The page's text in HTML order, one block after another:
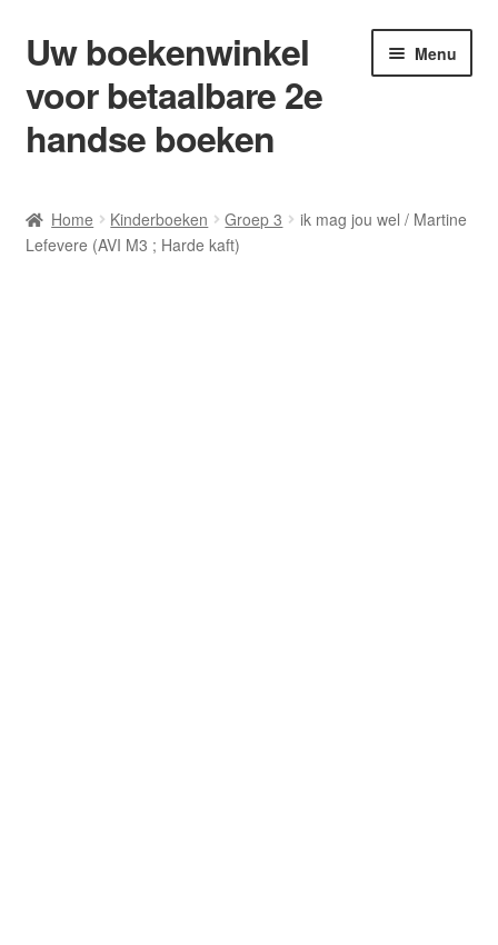
Ga
door
naar
navigatie
Ga
naar
de
inhoud
Uw boekenwinkel
voor betaalbare 2e
handse boeken
Menu
Afrekenen
Home Kinderboeken Groep 3
ik mag jou wel / Martine
Lefevere (AVI M3 ; Harde kaft)